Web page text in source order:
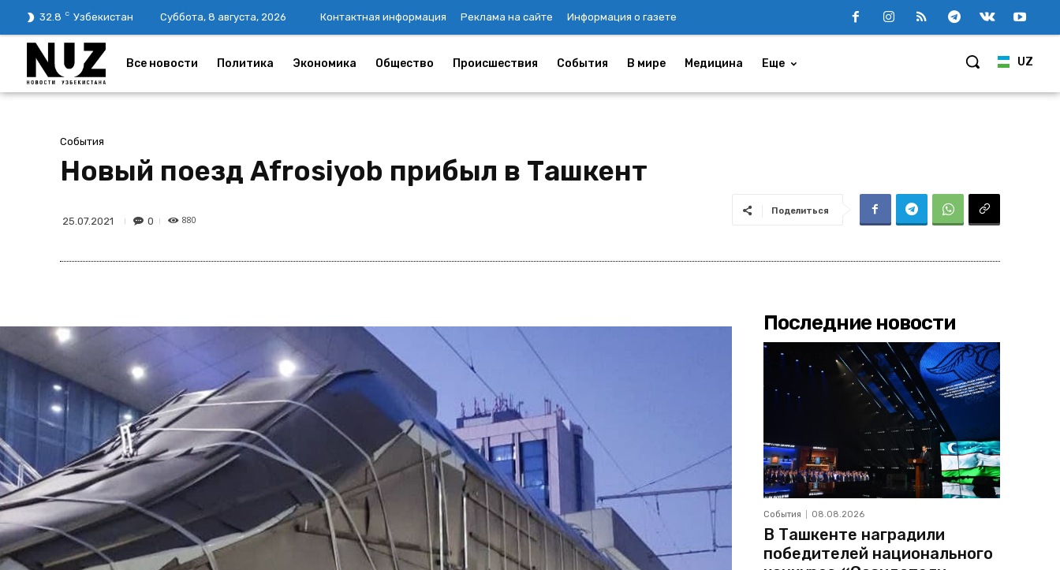
32.8 C Узбекистан Суббота, 8 августа, 2026 Контактная информация Реклама на сайте Информация о газете
UZ
Все новости Политика Экономика Общество Происшествия События В мире Медицина Еще
События
Новый поезд Afrosiyob прибыл в Ташкент
25.07.2021 0 880
Поделиться
Последние новости
События 08.08.2026
В Ташкенте наградили
победителей национального